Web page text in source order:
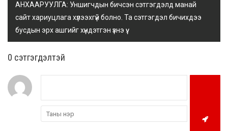
АНХААРУУЛГА: Уншигчдын бичсэн сэтгэгдэлд манай
сайт хариуцлага хүлээхгүй болно. Та сэтгэгдэл бичихдээ
бусдын эрх ашгийг хүндэтгэн үзнэ үү.
0 cэтгэгдэлтэй